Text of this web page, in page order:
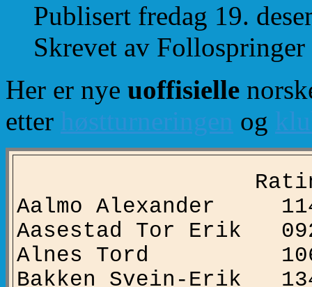
Publisert fredag 19.
Skrevet av Follospringer
Her er nye uoffisielle
etter høstturneringen og
Rating
Aalmo Alexander
Aasestad Tor Erik
Alnes Tord
Bakken Svein-Erik